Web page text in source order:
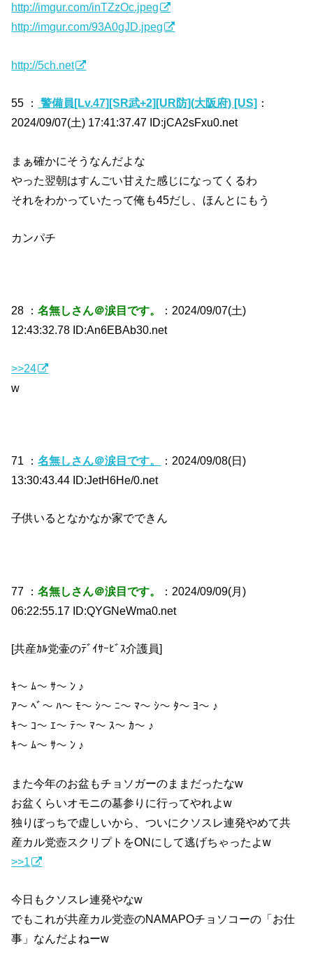
http://imgur.com/inTZzOc.jpeg
http://imgur.com/93A0gJD.jpeg
http://5ch.net
55 ： 警備員[Lv.47][SR武+2][UR防](大阪府) [US] ：
2024/09/07(土) 17:41:37.47 ID:jCA2sFxu0.net
まぁ確かにそうなんだよな
やった翌朝はすんごい甘えた感じになってくるわ
それをわかっていたって俺も45だし、ほんとにもう
カンパチ
28 ：名無しさん＠涙目です。
：2024/09/07(土)
12:43:32.78 ID:An6EBAb30.net
>>24
w
71 ：名無しさん＠涙目です。
：2024/09/08(日)
13:30:43.44 ID:JetH6He/0.net
子供いるとなかなか家でできん
77 ：名無しさん＠涙目です。
：2024/09/09(月)
06:22:55.17 ID:QYGNeWma0.net
[共産ｶﾙ党壷のﾃﾞｲｻｰﾋﾞｽ介護員]
ｷ〜 ﾑ〜 ｻ〜 ﾝ ♪
ｱ〜 ﾍﾞ〜 ﾊ〜 ﾓ〜 ｼ〜 ﾆ〜 ﾏ〜 ｼ〜 ﾀ〜 ﾖ〜 ♪
ｷ〜 ｺ〜 ｴ〜 ﾃ〜 ﾏ〜 ｽ〜 ｶ〜 ♪
ｷ〜 ﾑ〜 ｻ〜 ﾝ ♪
また今年のお盆もチョソガーのままだったなw
お盆くらいオモニの墓参りに行ってやれよw
独りぼっちで虚しいから、ついにクソスレ連発やめて共
産カル党壺スクリプトをONにして逃げちゃったよw
>>1
今日もクソスレ連発やなw
でもこれが共産カル党壺のNAMAPOチョソコーの「お仕
事」なんだよねーw